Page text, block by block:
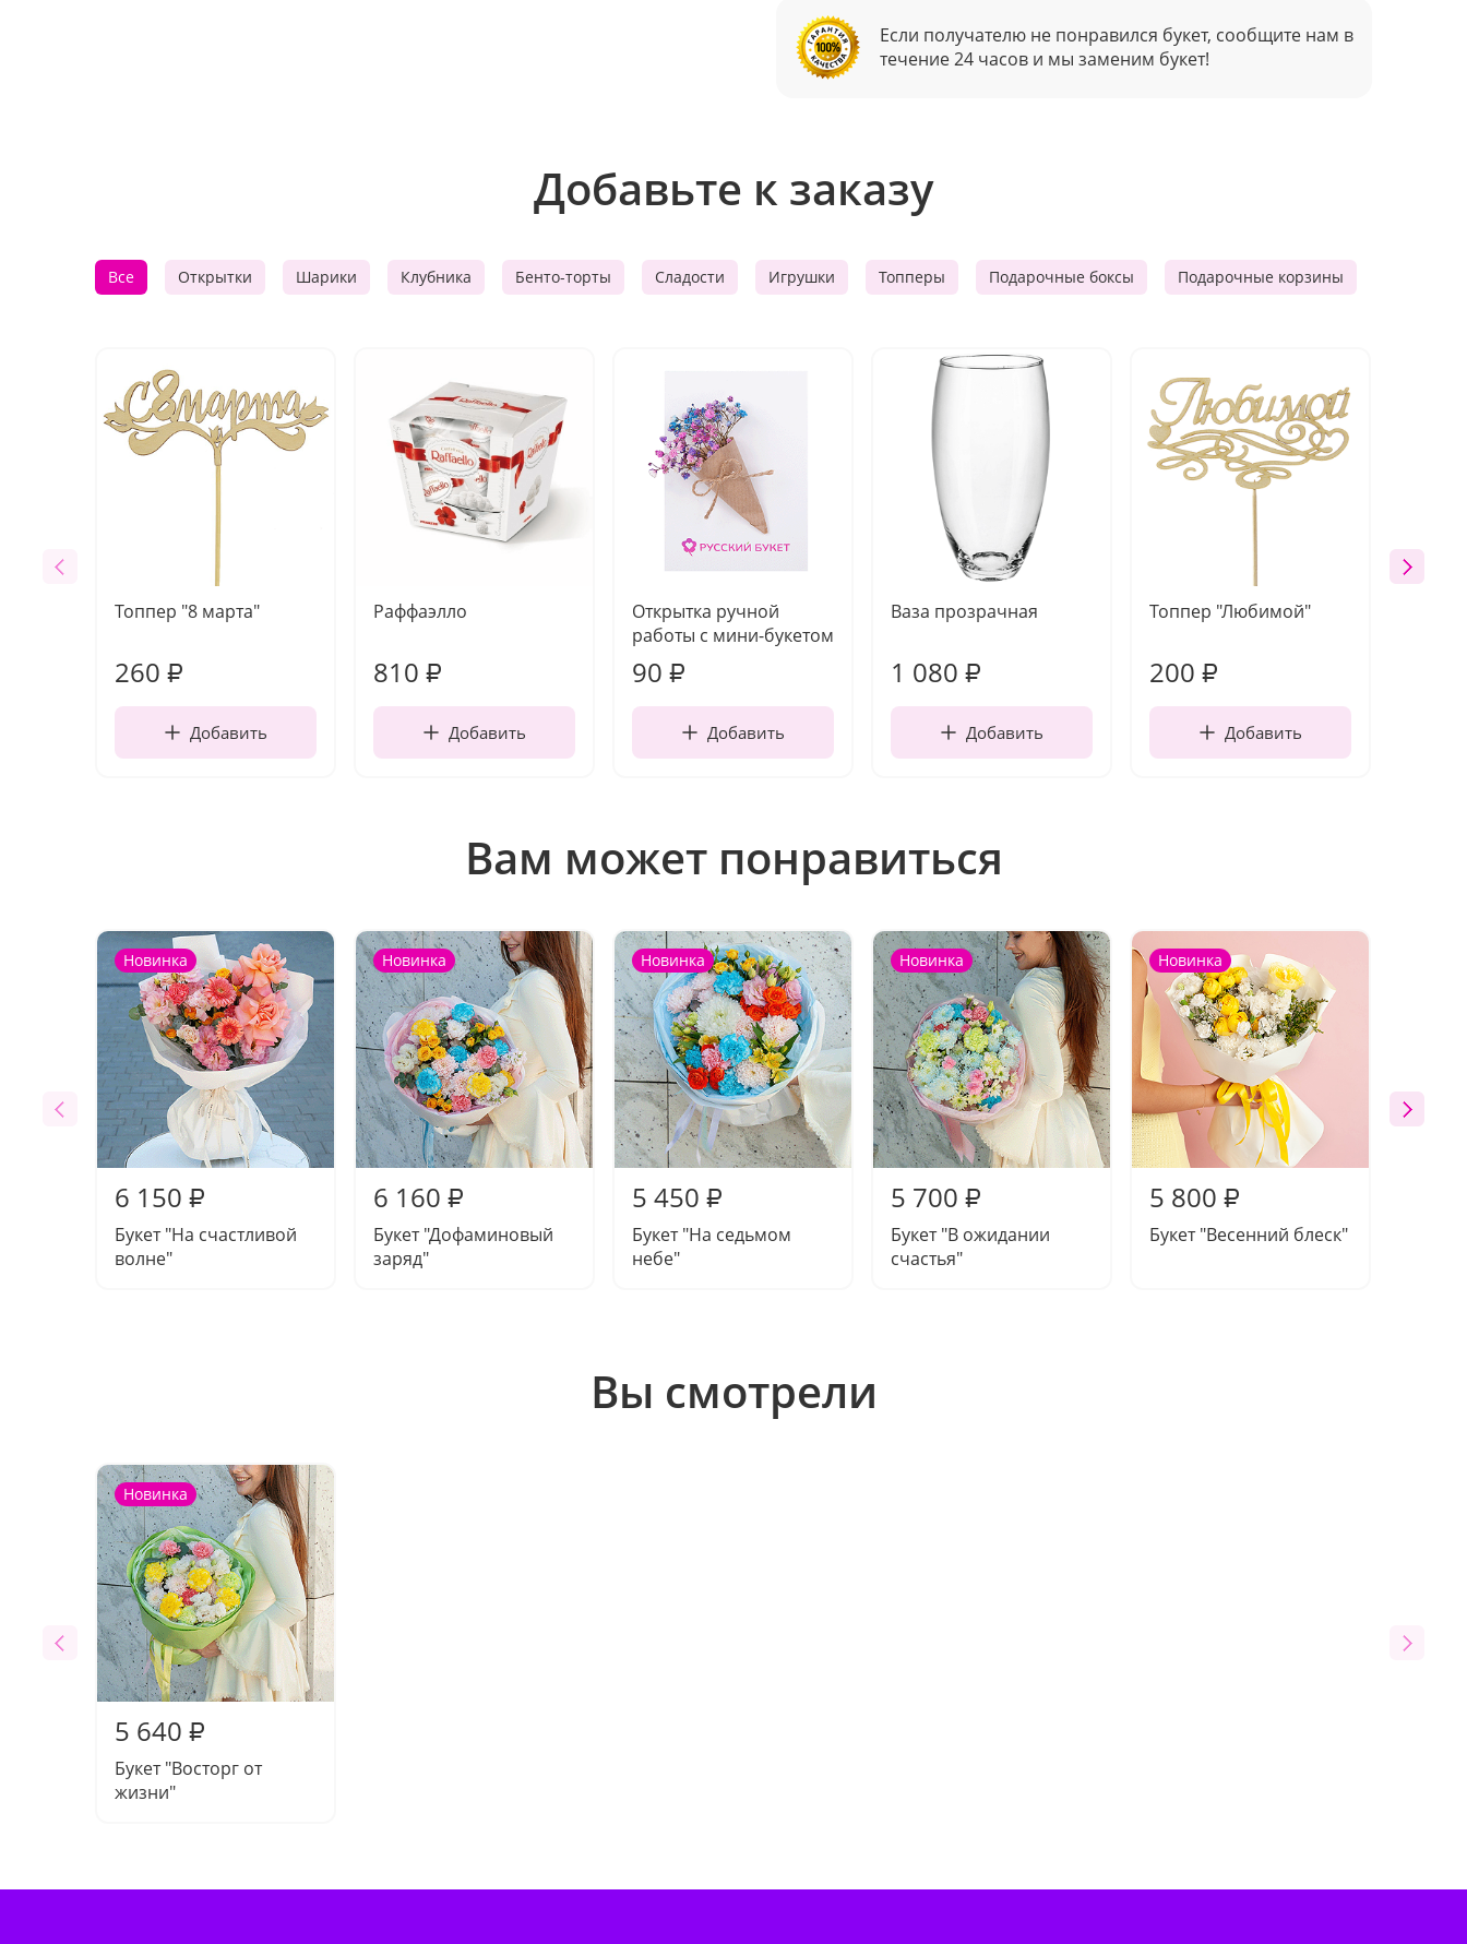
Если получателю не понравился букет, сообщите нам в
течение 24 часов и мы заменим букет!
Добавьте к заказу
Все Открытки Шарики Клубника Бенто-торты Сладости Игрушки Топперы Подарочные боксы Подарочные корзины
Топпер "8 марта"
260 ₽
Добавить
Раффаэлло
810 ₽
Добавить
Открытка ручной
работы с мини-букетом
90 ₽
Добавить
Ваза прозрачная
1 080 ₽
Добавить
Топпер "Любимой"
200 ₽
Добавить
Вам может понравиться
Новинка
6 150 ₽
Букет "На счастливой
волне"
Новинка
6 160 ₽
Букет "Дофаминовый
заряд"
Новинка
5 450 ₽
Букет "На седьмом
небе"
Новинка
5 700 ₽
Букет "В ожидании
счастья"
Новинка
5 800 ₽
Букет "Весенний блеск"
Вы смотрели
Новинка
5 640 ₽
Букет "Восторг от
жизни"